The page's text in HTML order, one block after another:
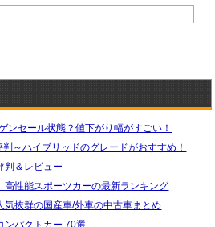
ンセール状態？値下がり幅がすごい！
～ハイブリッドのグレードがおすすめ！
判＆レビュー
高性能スポーツカーの最新ランキング
抜群の国産車/外車の中古車まとめ
ンパクトカー 70選